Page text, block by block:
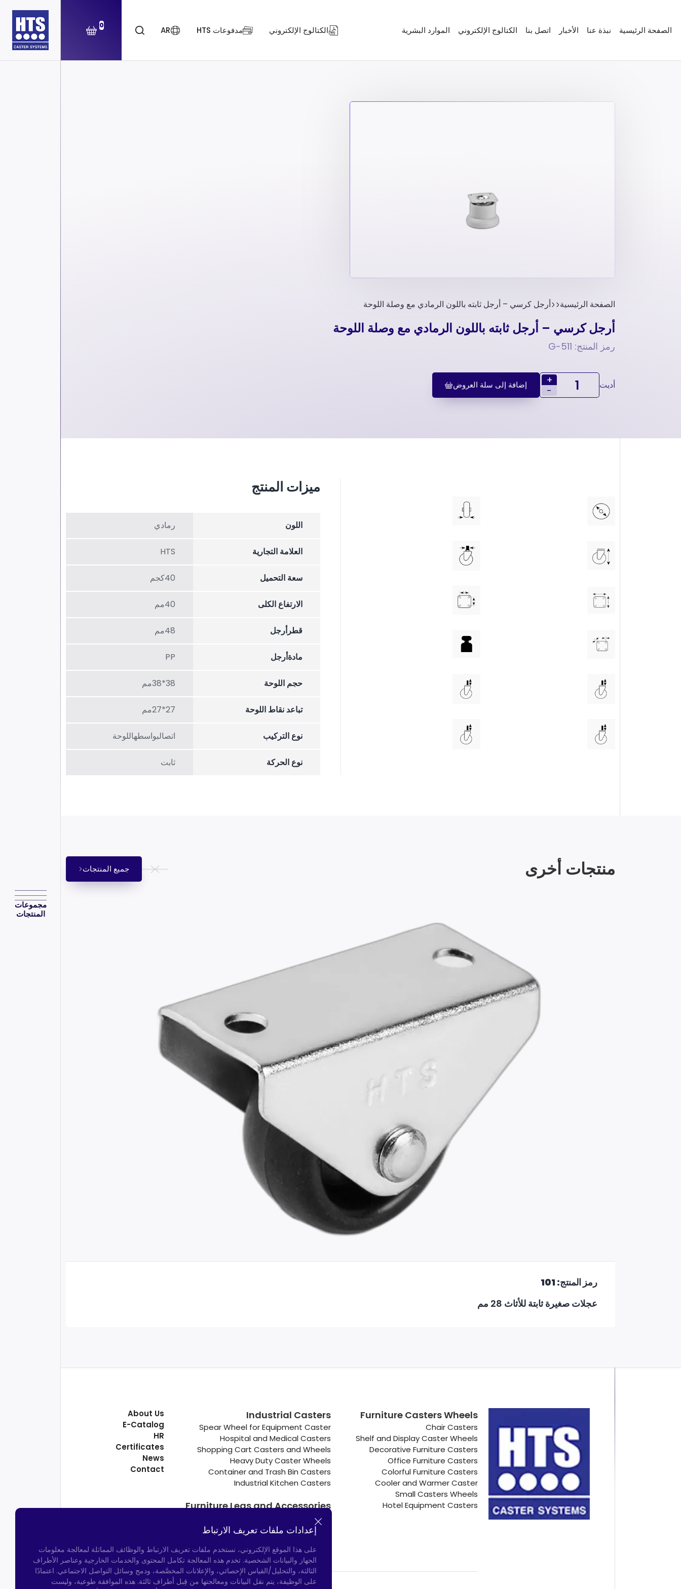
الصفحة الرئيسية نبذة عنا الأخبار اتصل بنا الكتالوج الإلكتروني الموارد البشرية الكتالوج الإلكتروني مدفوعات HTS AR
0
مجموعات
المنتجات
الصفحة الرئيسية أرجل كرسي – أرجل ثابته باللون الرمادي مع وصلة اللوحة
أرجل كرسي – أرجل ثابته باللون الرمادي مع وصلة اللوحة
رمز المنتج: 511-G
أديت
+
-
إضافة إلى سلة العروض
ميزات المنتج
اللون رمادي
العلامة التجارية HTS
سعة التحميل 40كجم
الارتفاع الکلی 40مم
قطرأرجل 48مم
مادةأرجل PP
حجم اللوحة 38*38مم
تباعد نقاط اللوحة 27*27مم
نوع التركيب اتصالبواسطهاللوحة
نوع الحركة ثابت
منتجات أخرى جميع المنتجات
رمز المنتج: 101
عجلات صغيرة ثابتة للأثاث 28 مم
Furniture Casters Wheels
Chair Casters
Shelf and Display Caster Wheels
Decorative Furniture Casters
Office Furniture Casters
Colorful Furniture Casters
Cooler and Warmer Caster
Small Casters Wheels
Hotel Equipment Casters
Industrial Casters
Spear Wheel for Equipment Caster
Hospital and Medical Casters
Shopping Cart Casters and Wheels
Heavy Duty Caster Wheels
Container and Trash Bin Casters
Industrial Kitchen Casters
Furniture Legs and Accessories
Connectors
Door Bumpers
About Us
E-Catalog
HR
Certificates
News
Contact
إعدادات ملفات تعريف الارتباط
على هذا الموقع الإلكتروني، نستخدم ملفات تعريف الارتباط والوظائف المماثلة لمعالجة معلومات
الجهاز والبيانات الشخصية. تخدم هذه المعالجة تكامل المحتوى والخدمات الخارجية وعناصر الأطراف
الثالثة، والتحليل/القياس الإحصائي، والإعلانات المخصَّصة، ودمج وسائل التواصل الاجتماعي. اعتمادًا
على الوظيفة، يتم نقل البيانات ومعالجتها من قِبل أطراف ثالثة. هذه الموافقة طوعية، وليست